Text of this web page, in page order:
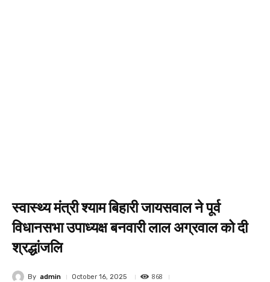
स्वास्थ्य मंत्री श्याम बिहारी जायसवाल ने पूर्व
विधानसभा उपाध्यक्ष बनवारी लाल अग्रवाल को दी
श्रद्धांजलि
By admin October 16, 2025 868